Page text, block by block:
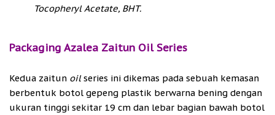
Tocopheryl Acetate, BHT.
Packaging Azalea Zaitun Oil Series
Kedua zaitun oilseries ini dikemas pada sebuah kemasan
berbentuk botol gepeng plastik berwarna bening dengan
ukuran tinggi sekitar 19 cm dan lebar bagian bawah botol